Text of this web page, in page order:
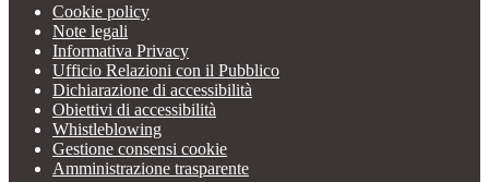
Cookie policy
Note legali
Informativa Privacy
Ufficio Relazioni con il Pubblico
Dichiarazione di accessibilità
Obiettivi di accessibilità
Whistleblowing
Gestione consensi cookie
Amministrazione trasparente